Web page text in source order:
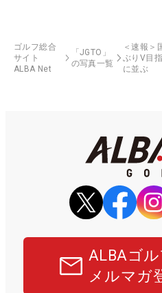
ゴルフ総合
サイト
ALBA Net
「JGTO」
の写真一覧
＜速報
ぶりV目
に並ぶ
ALBAゴ
メルマガ